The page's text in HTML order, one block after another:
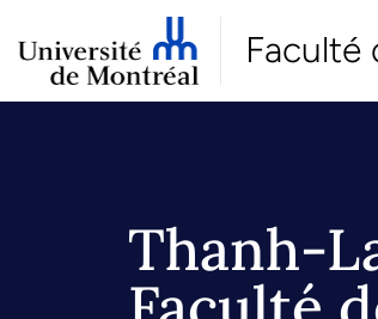
Faculté
Thanh-